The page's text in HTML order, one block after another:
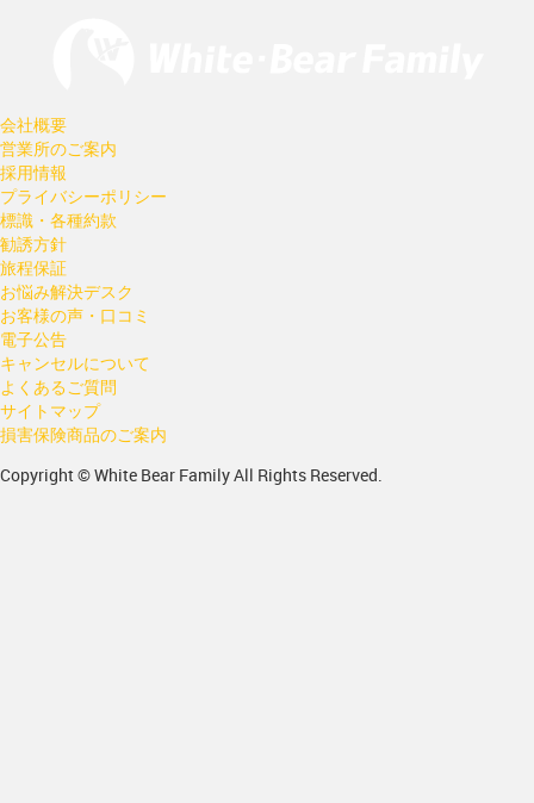
会社概要
営業所のご案内
採用情報
プライバシーポリシー
標識・各種約款
勧誘方針
旅程保証
お悩み解決デスク
お客様の声・口コミ
電子公告
キャンセルについて
よくあるご質問
サイトマップ
損害保険商品のご案内
Copyright © White Bear Family All Rights Reserved.